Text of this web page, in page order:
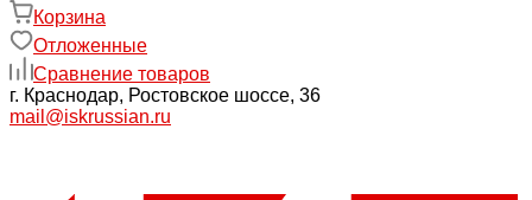
Корзина
Отложенные
Сравнение товаров
г. Краснодар, Ростовское шоссе, 36
mail@iskrussian.ru